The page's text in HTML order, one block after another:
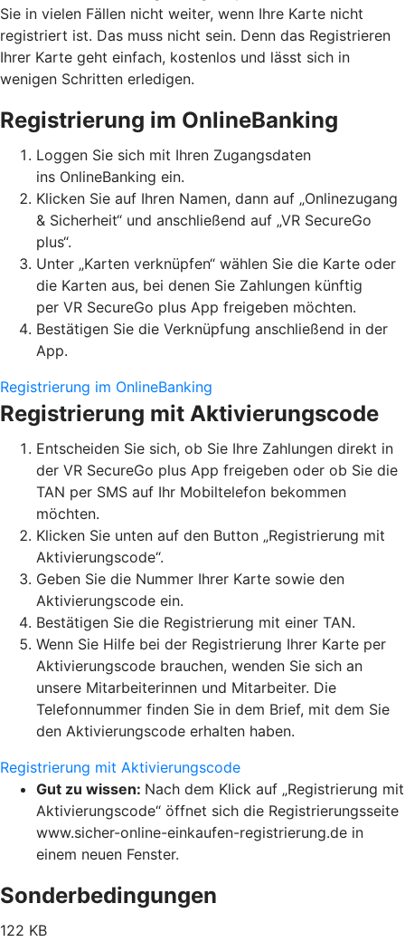
Sie in vielen Fällen nicht weiter, wenn Ihre Karte nicht
registriert ist. Das muss nicht sein. Denn das Registrieren
Ihrer Karte geht einfach, kostenlos und lässt sich in
wenigen Schritten erledigen.
Registrierung im OnlineBanking
Loggen Sie sich mit Ihren Zugangsdaten
ins OnlineBanking ein.
Klicken Sie auf Ihren Namen, dann auf „Onlinezugang
& Sicherheit“ und anschließend auf „VR SecureGo
plus“.
Unter „Karten verknüpfen“ wählen Sie die Karte oder
die Karten aus, bei denen Sie Zahlungen künftig
per VR SecureGo plus App freigeben möchten.
Bestätigen Sie die Verknüpfung anschließend in der
App.
Registrierung im OnlineBanking
Registrierung mit Aktivierungscode
Entscheiden Sie sich, ob Sie Ihre Zahlungen direkt in
der VR SecureGo plus App freigeben oder ob Sie die
TAN per SMS auf Ihr Mobiltelefon bekommen
möchten.
Klicken Sie unten auf den Button „Registrierung mit
Aktivierungscode“.
Geben Sie die Nummer Ihrer Karte sowie den
Aktivierungscode ein.
Bestätigen Sie die Registrierung mit einer TAN.
Wenn Sie Hilfe bei der Registrierung Ihrer Karte per
Aktivierungscode brauchen, wenden Sie sich an
unsere Mitarbeiterinnen und Mitarbeiter. Die
Telefonnummer finden Sie in dem Brief, mit dem Sie
den Aktivierungscode erhalten haben.
Registrierung mit Aktivierungscode
Gut zu wissen: Nach dem Klick auf „Registrierung mit
Aktivierungscode“ öffnet sich die Registrierungsseite
www.sicher-online-einkaufen-registrierung.de in
einem neuen Fenster.
Sonderbedingungen
122 KB